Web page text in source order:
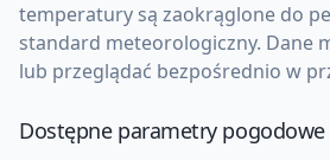
temperatury są zaokrąglone do
standard meteorologiczny. Dane
lub przeglądać bezpośrednio w
Dostępne parametry pogodowe